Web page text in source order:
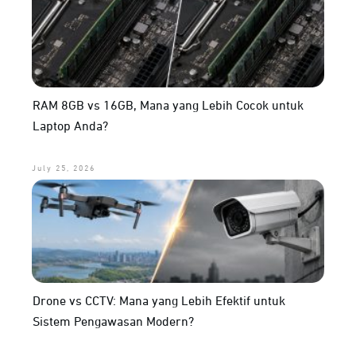
RAM 8GB vs 16GB, Mana yang Lebih Cocok untuk
Laptop Anda?
July 25, 2026
Drone vs CCTV: Mana yang Lebih Efektif untuk
Sistem Pengawasan Modern?